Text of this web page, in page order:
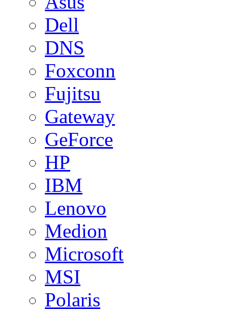
Dell
DNS
Foxconn
Fujitsu
Gateway
GeForce
HP
IBM
Lenovo
Medion
Microsoft
MSI
Polaris